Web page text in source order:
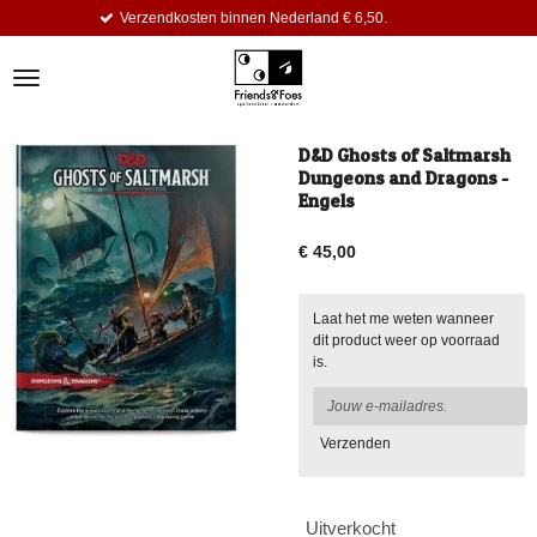
de
binnen Nederland € 6,50.
D&D Ghosts of Saltmarsh
Dungeons and Dragons -
Engels
€ 45,00
Laat het me weten wanneer
dit product weer op voorraad
is.
Verzenden
Uitverkocht